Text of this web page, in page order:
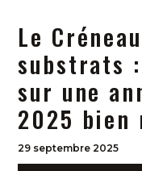
Le
substrats
sur une
2025 bien
29 septembre 2025